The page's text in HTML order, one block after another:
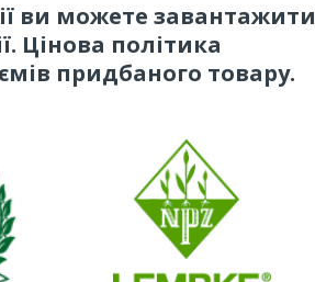
ви можете завантажити
Цінова політика
придбаного товару.